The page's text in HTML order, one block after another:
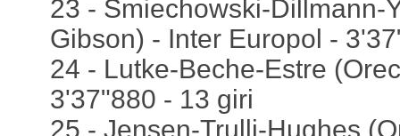
23 - Smiechowski-Dillmann-
Gibson) - Inter Europol -
24 - Lutke-Beche-Estre
3'37"880 - 13 giri
25 - Jensen-Trulli-Hughes